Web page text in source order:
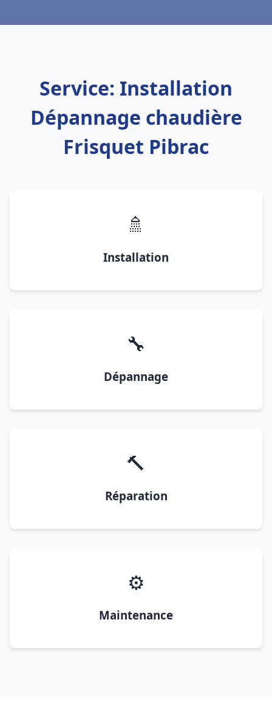
Service: Installation
Dépannage chaudière
Frisquet Pibrac
🚿
Installation
🔧
Dépannage
🔨
Réparation
⚙️
Maintenance